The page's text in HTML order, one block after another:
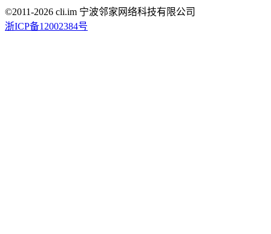
©2011-2026 cli.im 宁波邻家网络科技有限公司
浙ICP备12002384号